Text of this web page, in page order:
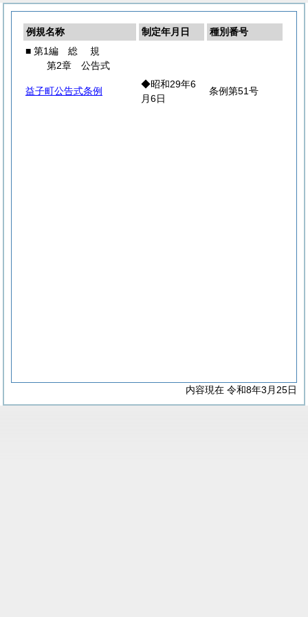
例規名称 制定年月日
種別番号
■ 第1編 総 規
第2章 公告式
益子町公告式条例
◆昭和29年6
月6日
条例第51号
内容現在 令和8年3月25日